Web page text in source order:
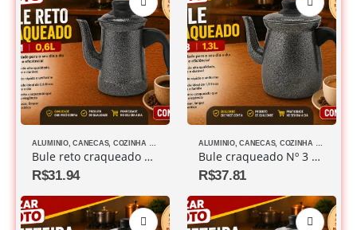
ALUMINIO,CANECAS, COZINHA DIVERSOS
Bule reto craqueado N º 1 0,6L
R$31.94
ALUMINIO,CANECAS, COZINHA DIVERSOS
Bule craqueado Nº 3 1,3L
R$37.81